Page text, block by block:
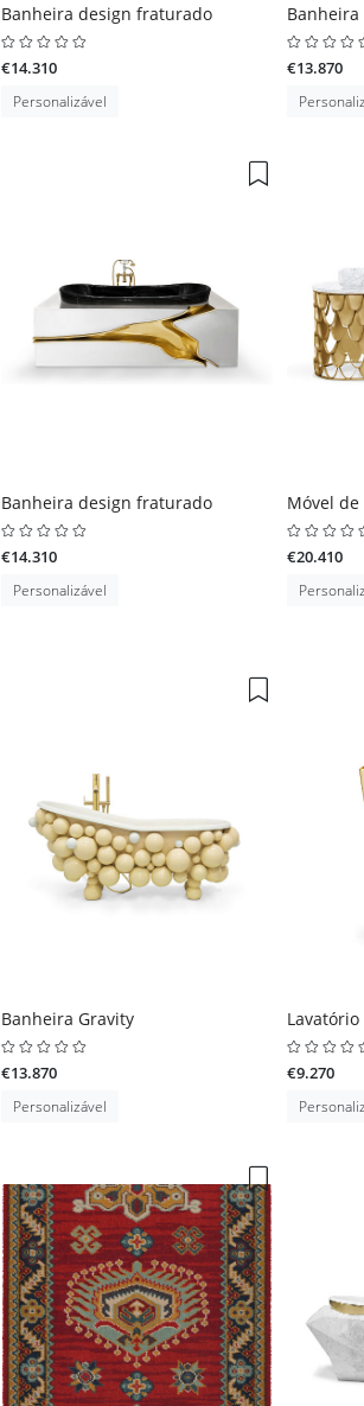
Banheira design fraturado
€14.310
Personalizável
Banheira
€13.870
Banheira design fraturado
€14.310
Personalizável
Móvel
€20.410
Banheira Gravity
€13.870
Personalizável
€9.270